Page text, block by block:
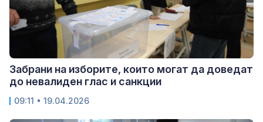
Забрани на изборите, които могат да доведат
до невалиден глас и санкции
09:11 • 19.04.2026